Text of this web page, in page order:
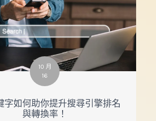
10 月
16
字如何助你提升搜尋引擎排名
與轉換率！